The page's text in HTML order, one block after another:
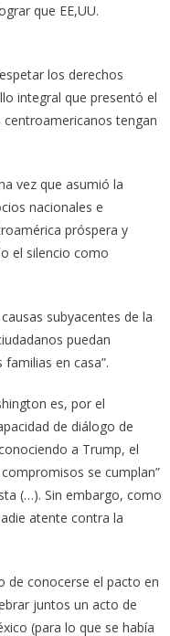
que EE,UU.
los derechos
integral que presentó el
tengan
vez que asumió la
nacionales e
próspera y
el silencio como
subyacentes de la
puedan
en casa”.
es, por el
de diálogo de
a Trump, el
se cumplan”
(…). Sin embargo, como
atente contra la
de conocerse el pacto en
juntos un acto de
(para lo que se había